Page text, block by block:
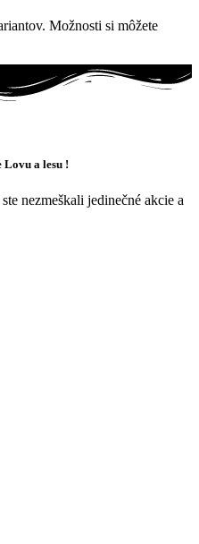
Možnosti si môžete
Lovu a lesu !
nezmeškali jedinečné akcie a